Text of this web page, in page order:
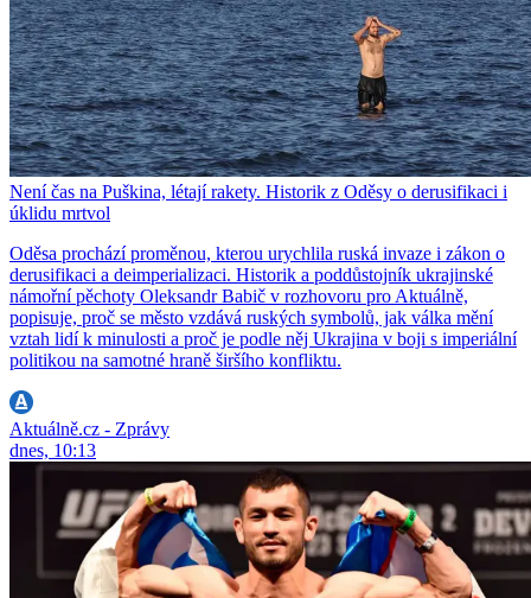
Není čas na Puškina, létají rakety. Historik z Oděsy o derusifikaci i
úklidu mrtvol
Oděsa prochází proměnou, kterou urychlila ruská invaze i zákon o
derusifikaci a deimperializaci. Historik a poddůstojník ukrajinské
námořní pěchoty Oleksandr Babič v rozhovoru pro Aktuálně,
popisuje, proč se město vzdává ruských symbolů, jak válka mění
vztah lidí k minulosti a proč je podle něj Ukrajina v boji s imperiální
politikou na samotné hraně širšího konfliktu.
Aktuálně.cz - Zprávy
dnes, 10:13